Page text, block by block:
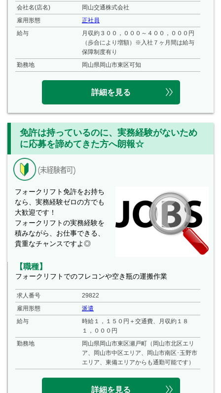
会社名(店名)
岡山交通株式会社
雇用形態
正社員
給与
月収約３００，０００～４００，０００円
（歩合により増額）※入社７ヶ月間は給与
保障制度有り
勤務地
岡山県岡山市東区可知
詳細を見る
免許は持っているのに、実務経験がないため
に応募を諦めてきた方へ朗報☆
フォークリフト免許をお持ち
なら、実務経験ゼロの方でも
大歓迎です！
フォークリフトの実務経験を
積みながら、お仕事できる、
貴重なチャンスですよ◎
【職種】
フォークリフトでのフレコンや空き瓶の運搬作業
求人番号
29822
雇用形態
派遣
給与
時給１，１５０円＋交通費、月収約１８
１，０００円
勤務地
岡山県岡山市東区瀬戸町（岡山市北区エリ
ア、岡山市中区エリア、岡山市南区･玉野市
エリア、東備エリアからも通勤可能です）
詳細を見る